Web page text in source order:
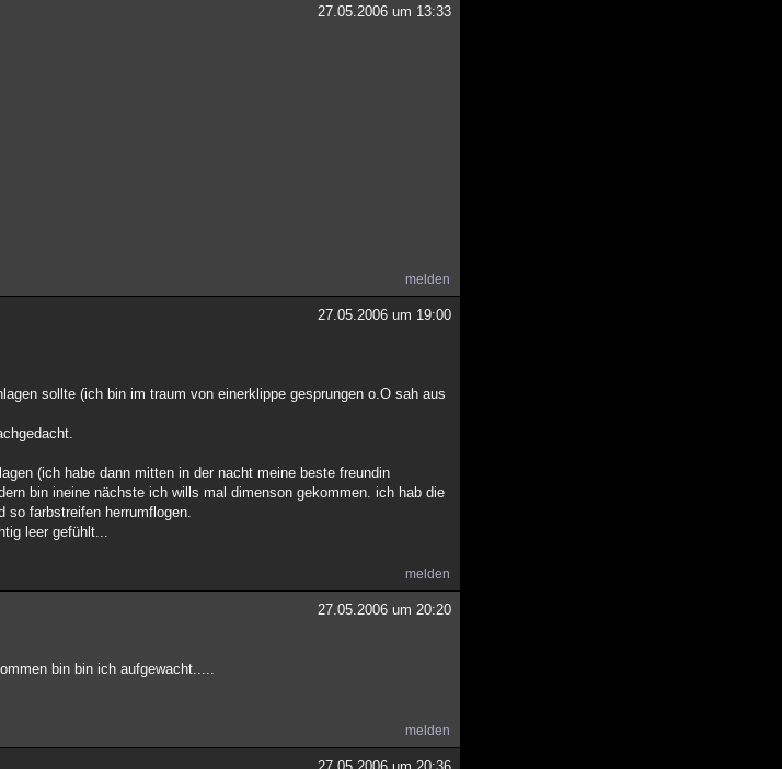
27.05.2006 um 13:33
melden
27.05.2006 um 19:00
sollte (ich bin im traum von einerklippe gesprungen o.O sah aus
(ich habe dann mitten in der nacht meine beste freundin
bin ineine nächste ich wills mal dimenson gekommen. ich hab die
so farbstreifen herrumflogen.
leer gefühlt...
melden
27.05.2006 um 20:20
bin bin ich aufgewacht.....
melden